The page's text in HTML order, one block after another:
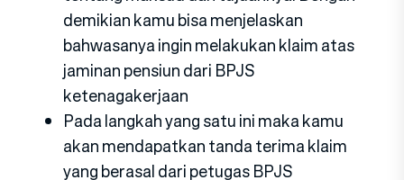
demikian kamu bisa menjelaskan
bahwasanya ingin melakukan klaim atas
jaminan pensiun dari BPJS
ketenagakerjaan
Pada langkah yang satu ini maka kamu
akan mendapatkan tanda terima klaim
yang berasal dari petugas BPJS